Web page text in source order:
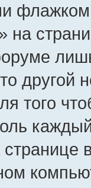
флажком
другой
того